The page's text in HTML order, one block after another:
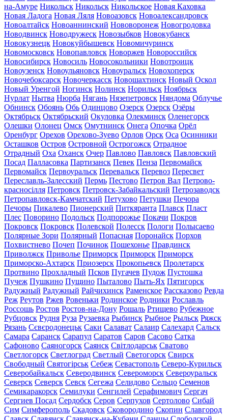
на-Амуре Никольск Никольск Никольское Новая Каховка
Новая Ладога Новая Ляля Новоазовск Новоалександровск
Новоалтайск Новоаннинский Нововоронеж Новогродовка
Новодвинск Новодружеск Новозыбков Новокубанск
Новокузнецк Новокуйбышевск Новомичуринск
Новомосковск Новопавловск Новоржев Новороссийск
Новосибирск Новосиль Новосокольники Новотроицк
Новоузенск Новоульяновск Новоуральск Новохоперск
Новочебоксарск Новочеркасск Новошахтинск Новый Оскол
Новый Уренгой Ногинск Нолинск Норильск Ноябрьск
Нурлат Нытва Нюрба Нягань Нязепетровск Няндома Облучье
Обнинск Обоянь Обь Одинцово Озерск Озерск Озёры
Октябрьск Октябрьский Окуловка Олекминск Оленегорск
Олешки Олонец Омск Омутнинск Онега Опочка Орёл
Оренбург Орехов Орехово-Зуево Орлов Орск Оса Осинники
Осташков Остров Островной Острогожск Отрадное
Отрадный Оха Оханск Очер Павлово Павловск Павловский
Посад Палласовка Партизанск Певек Пенза Первомайск
Первомайск Первоуральск Перевальск Перевоз Пересвет
Переславль-Залесский Пермь Пестово Петров Вал Петрово-
красносілля Петровск Петровск-Забайкальский Петрозаводск
Петропавловск-Камчатский Петухово Петушки Печора
Печоры Пикалево Пионерский Питкяранта Плавск Пласт
Плес Поворино Подольск Подпорожье Покачи Покров
Покровск Покровск Полевской Полесск Пологи Полысаево
Полярные Зори Полярный Попасная Поронайск Порхов
Похвистнево Почеп Починок Пошехонье Правдинск
Приволжск Приволье Приморск Приморск Приморск
Приморско-Ахтарск Приозерск Прокопьевск Пролетарск
Протвино Прохладный Псков Пугачев Пудож Пустошка
Пучеж Пушкино Пущино Пыталово Пыть-Ях Пятигорск
Радужный Радужный Райчихинск Раменское Рассказово Ревда
Реж Реутов Ржев Ровеньки Родинское Родники Рославль
Россошь Ростов Ростов-на-Дону Рошаль Ртищево Рубежное
Рубцовск Рудня Руза Рузаевка Рыбинск Рыбное Рыльск Ряжск
Рязань Сєвєродонецьк Саки Салават Салаир Салехард Сальск
Самара Саранск Сарапул Саратов Саров Сасово Сатка
Сафоново Саяногорск Саянск Світлодарськ Сватово
Светлогорск Светлоград Светлый Светогорск Свирск
Свободный Святогірськ Себеж Севастополь Северо-Курильск
Северобайкальск Северодвинск Североморск Североуральск
Северск Северск Севск Сегежа Селидово Сельцо Семенов
Семикаракорск Семилуки Сенгилей Серафимович Сергач
Сергиев Посад Сердобск Серов Серпухов Сертолово Сибай
Сим Симферополь Скадовск Сковородино Скопин Славгород